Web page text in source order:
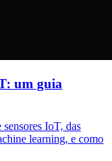
um guia
IoT, das
learning, e como